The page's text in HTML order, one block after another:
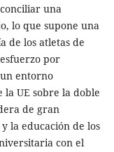
una
lo que supone una
de los atletas de
por
entorno
la UE sobre la doble
de gran
la educación de los
con el